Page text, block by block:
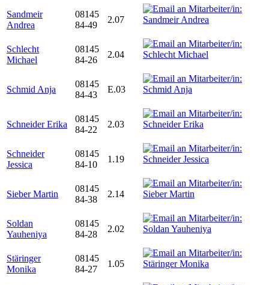
Sandmeir
Andrea
08145
84-49
2.07
Schlecht
Michael
08145
84-26
2.04
Schmid Anja
08145
84-43
E.03
Schneider Erika
08145
84-22
2.03
Schneider
Jessica
08145
84-10
1.19
Sieber Martin
08145
84-38
2.14
Soldan
Yauheniya
08145
84-28
2.02
Stäringer
Monika
08145
84-27
1.05